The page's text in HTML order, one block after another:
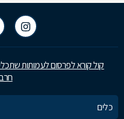
קול קורא לפרסום לעמותות
כלים